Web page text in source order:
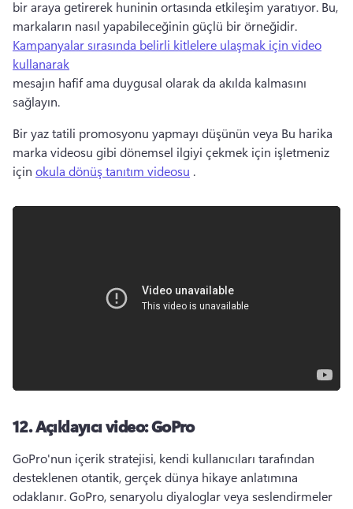
bir araya getirerek huninin ortasında etkileşim yaratıyor. Bu,
markaların nasıl yapabileceğinin güçlü bir örneğidir.
Kampanyalar sırasında belirli kitlelere ulaşmak için video
kullanarak
mesajın hafif ama duygusal olarak da akılda kalmasını
sağlayın.
Bir yaz tatili promosyonu yapmayı düşünün veya Bu harika
marka videosu gibi dönemsel ilgiyi çekmek için işletmeniz
için okula dönüş tanıtım videosu .
12.Açıklayıcı video: GoPro
GoPro'nun içerik stratejisi, kendi kullanıcıları tarafından
desteklenen otantik, gerçek dünya hikaye anlatımına
odaklanır. GoPro, senaryolu diyaloglar veya seslendirmeler